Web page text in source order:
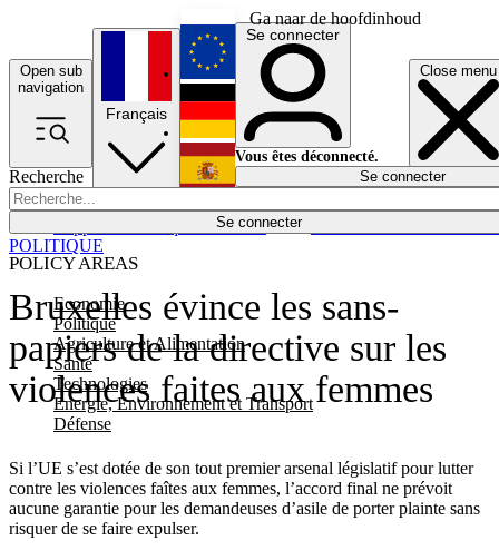
Ga naar de hoofdinhoud
Open sub
navigation
Close menu
Recherche
Se connecter
POLICY AREAS
Economie
Politique
Agriculture et Alimentation
Santé
Technologies
Energie, Environnement et Transport
Défense
Économie
Français
English
Deutsch
Español
Se connecter
Vous êtes déconnecté.
Se connecter
Bruxelles évince les sans-
papiers de la directive sur les
violences faites aux femmes
Si l’UE s’est dotée de son tout premier arsenal législatif pour lutter
contre les violences faîtes aux femmes, l’accord final ne prévoit
aucune garantie pour les demandeuses d’asile de porter plainte sans
risquer de se faire expulser.
POLITIQUE